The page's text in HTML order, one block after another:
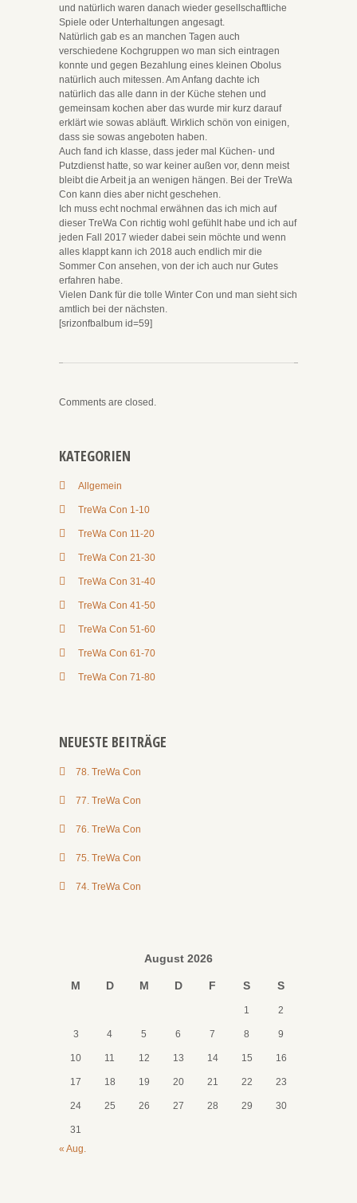
und natürlich waren danach wieder gesellschaftliche
Spiele oder Unterhaltungen angesagt.
Natürlich gab es an manchen Tagen auch
verschiedene Kochgruppen wo man sich eintragen
konnte und gegen Bezahlung eines kleinen Obolus
natürlich auch mitessen. Am Anfang dachte ich
natürlich das alle dann in der Küche stehen und
gemeinsam kochen aber das wurde mir kurz darauf
erklärt wie sowas abläuft. Wirklich schön von einigen,
dass sie sowas angeboten haben.
Auch fand ich klasse, dass jeder mal Küchen- und
Putzdienst hatte, so war keiner außen vor, denn meist
bleibt die Arbeit ja an wenigen hängen. Bei der TreWa
Con kann dies aber nicht geschehen.
Ich muss echt nochmal erwähnen das ich mich auf
dieser TreWa Con richtig wohl gefühlt habe und ich auf
jeden Fall 2017 wieder dabei sein möchte und wenn
alles klappt kann ich 2018 auch endlich mir die
Sommer Con ansehen, von der ich auch nur Gutes
erfahren habe.
Vielen Dank für die tolle Winter Con und man sieht sich
amtlich bei der nächsten.
[srizonfbalbum id=59]
Comments are closed.
KATEGORIEN
Allgemein
TreWa Con 1-10
TreWa Con 11-20
TreWa Con 21-30
TreWa Con 31-40
TreWa Con 41-50
TreWa Con 51-60
TreWa Con 61-70
TreWa Con 71-80
NEUESTE BEITRÄGE
78. TreWa Con
77. TreWa Con
76. TreWa Con
75. TreWa Con
74. TreWa Con
August 2026
M D M D F S S
1 2
3 4 5 6 7 8 9
10 11 12 13 14 15 16
17 18 19 20 21 22 23
24 25 26 27 28 29 30
31
« Aug.